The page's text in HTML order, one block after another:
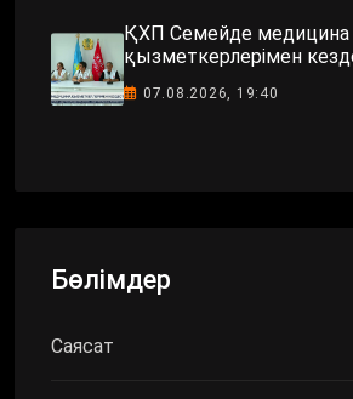
ҚХП Семейде медицина
қызметкерлерімен
07.08.2026, 19:40
Бөлімдер
Саясат